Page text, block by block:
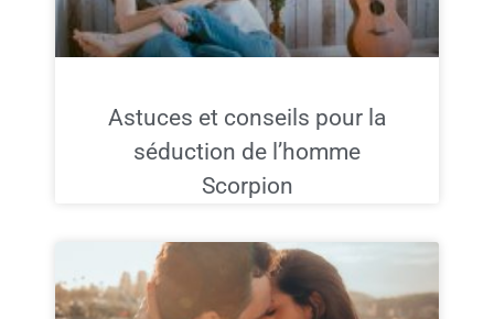
Astuces et conseils pour la
séduction de l’homme
Scorpion